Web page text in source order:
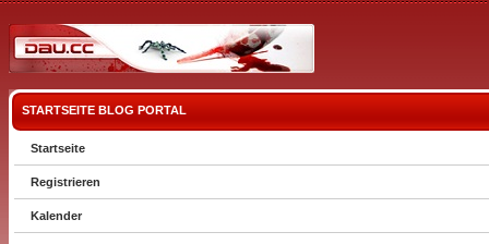
STARTSEITE BLOG PORTAL
Startseite
Registrieren
Kalender